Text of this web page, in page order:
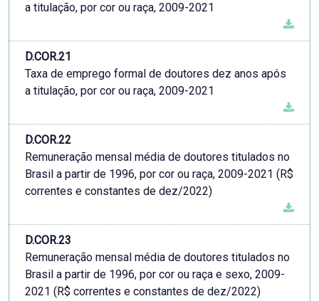
a titulação, por cor ou raça, 2009-2021
D.COR.21
Taxa de emprego formal de doutores dez anos após
a titulação, por cor ou raça, 2009-2021
D.COR.22
Remuneração mensal média de doutores titulados no
Brasil a partir de 1996, por cor ou raça, 2009-2021 (R$
correntes e constantes de dez/2022)
D.COR.23
Remuneração mensal média de doutores titulados no
Brasil a partir de 1996, por cor ou raça e sexo, 2009-
2021 (R$ correntes e constantes de dez/2022)